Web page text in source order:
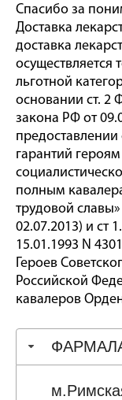
Спасибо за
Доставка
доставка
осуществляется
льготной
основании ст. 2
закона РФ от
гарантий героям
полным
трудовой
02.07.2013) и ст
15.01.1993 N
Героев
Российской
кавалеров